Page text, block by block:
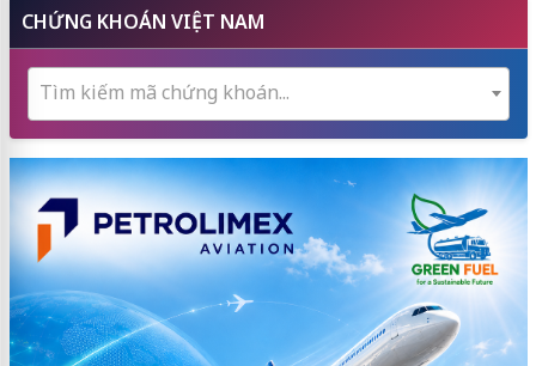
CHỨNG KHOÁN VIỆT NAM
Tìm kiếm mã chứng khoán...